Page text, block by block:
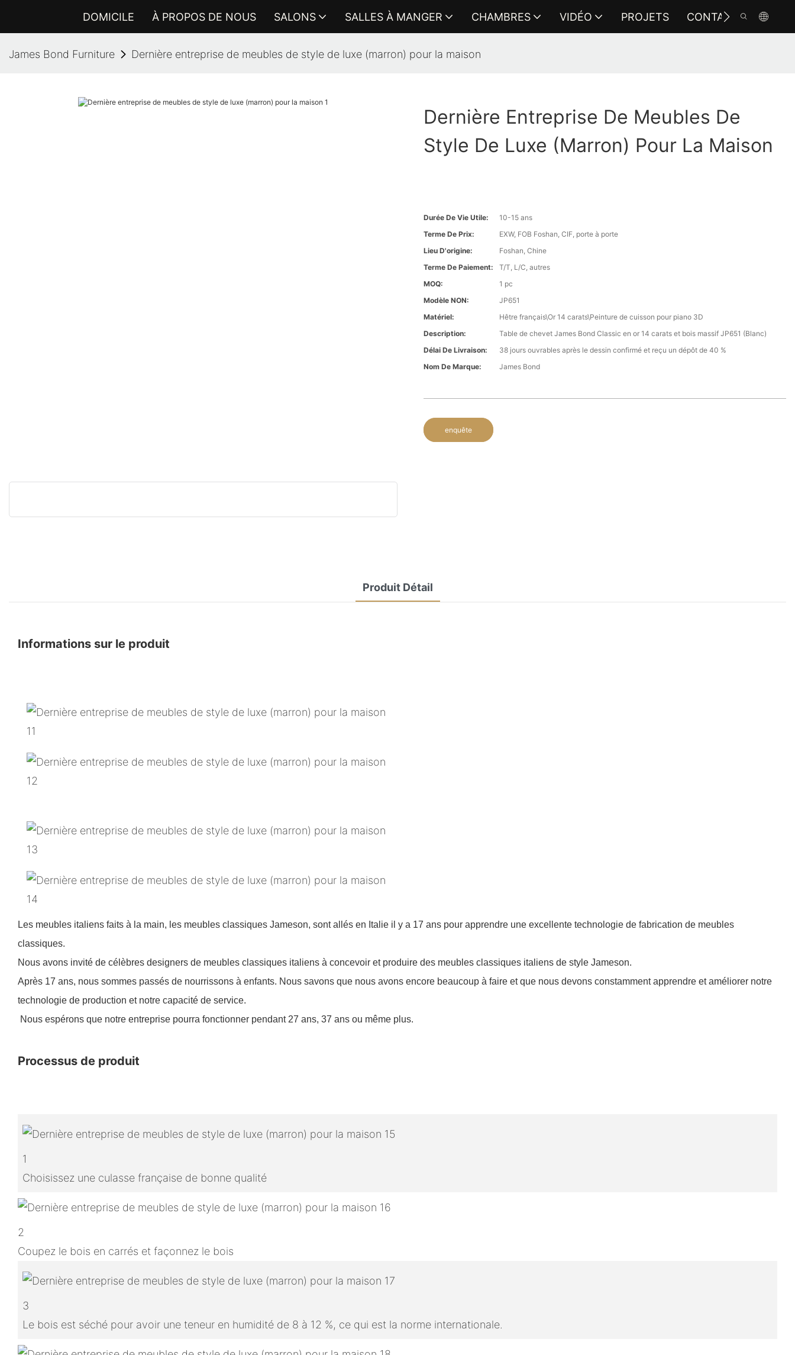
DOMICILE À PROPOS DE NOUS SALONS SALLES À MANGER CHAMBRES VIDÉO PROJETS CONTACTEZ-NOUS
James Bond Furniture Dernière entreprise de meubles de style de luxe (marron) pour la maison
Dernière Entreprise De Meubles De
Style De Luxe (marron) Pour La Maison
Durée De Vie Utile:
10-15 ans
Terme De Prix:
EXW, FOB Foshan, CIF, porte à porte
Lieu D'origine:
Foshan, Chine
Terme De Paiement:
T/T, L/C, autres
MOQ:
1 pc
Modèle NON:
JP651
Matériel:
Hêtre français\Or 14 carats\Peinture de cuisson pour piano 3D
Description:
Table de chevet James Bond Classic en or 14 carats et bois massif JP651 (Blanc)
Délai De Livraison:
38 jours ouvrables après le dessin confirmé et reçu un dépôt de 40 %
Nom De Marque:
James Bond
enquête
Produit Détail
Informations sur le produit
Les meubles italiens faits à la main, les meubles classiques Jameson, sont allés en Italie il y a 17 ans pour apprendre une excellente technologie de fabrication de meubles
classiques.
Nous avons invité de célèbres designers de meubles classiques italiens à concevoir et produire des meubles classiques italiens de style Jameson.
Après 17 ans, nous sommes passés de nourrissons à enfants. Nous savons que nous avons encore beaucoup à faire et que nous devons constamment apprendre et améliorer notre
technologie de production et notre capacité de service.
Nous espérons que notre entreprise pourra fonctionner pendant 27 ans, 37 ans ou même plus.
Processus de produit
1
Choisissez une culasse française de bonne qualité
2
Coupez le bois en carrés et façonnez le bois
3
Le bois est séché pour avoir une teneur en humidité de 8 à 12 %, ce qui est la norme internationale.